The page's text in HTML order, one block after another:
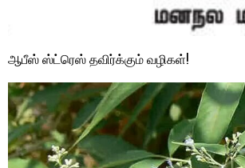
ஆபீஸ் ஸ்ட்ரெஸ் தவிர்க்கும் வழிகள்!